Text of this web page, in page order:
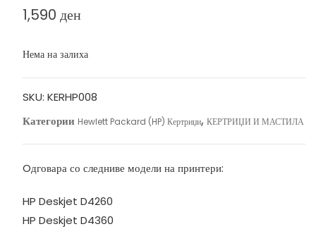
1,590 ден
Нема на залиха
SKU: KERHP008
Категории Hewlett Packard (HP) Кертриџи, КЕРТРИЏИ И МАСТИЛА
Oдговара со следниве модели на принтери:
HP Deskjet D4260
HP Deskjet D4360